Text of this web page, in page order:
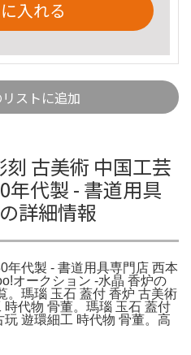
入れる
ストに追加
古美術 中国工芸
年代製 - 書道用具
詳細情報
年代製 - 書道用具専門店 西本
オークション -水晶 香炉の
。瑪瑙 玉石 蓋付 香炉 古美術
代物 骨董。瑪瑙 玉石 蓋付
遊環細工 時代物 骨董。高